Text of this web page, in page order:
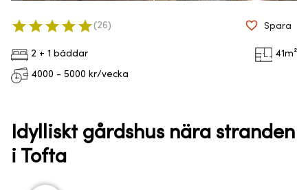
2 + 1 bäddar 41m²
4000 - 5000 kr/vecka
( 26 ) Spara
Idylliskt gårdshus nära stranden
i Tofta